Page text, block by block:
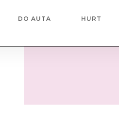
DO AUTA HURT